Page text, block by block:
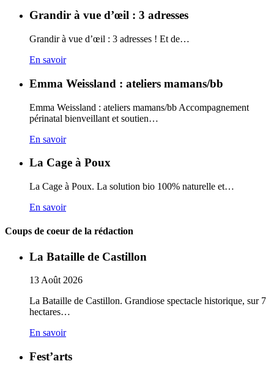
Grandir à vue d’œil : 3 adresses
Grandir à vue d’œil : 3 adresses ! Et de…
En savoir
Emma Weissland : ateliers mamans/bb
Emma Weissland : ateliers mamans/bb Accompagnement
périnatal bienveillant et soutien…
En savoir
La Cage à Poux
La Cage à Poux. La solution bio 100% naturelle et…
En savoir
Coups de coeur de la rédaction
La Bataille de Castillon
13 Août 2026
La Bataille de Castillon. Grandiose spectacle historique, sur 7
hectares…
En savoir
Fest’arts